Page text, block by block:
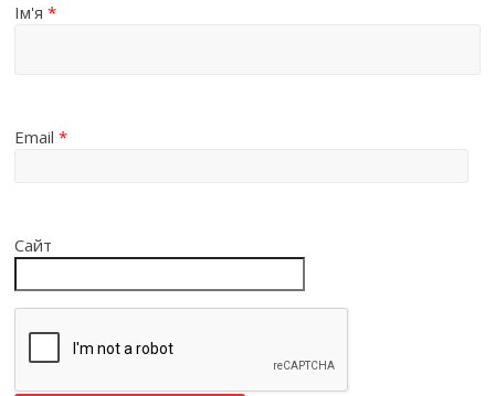
Ім'я*
Email*
Сайт